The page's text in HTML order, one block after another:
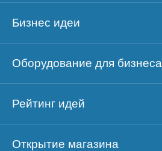
Бизнес идеи
Оборудование для бизнеса
Рейтинг идей
Открытие магазина